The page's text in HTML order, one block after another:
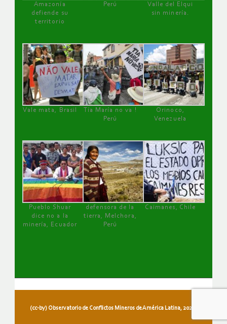
Amazonía
defiende su
territorio
Perú
Valle del Elqui
sin minería.
Vale mata, Brasil
Tía María no va !
Perú
Orinoco,
Venezuela
Pueblo Shuar
dice no a la
minería, Ecuador
defensora de la
tierra, Melchora,
Perú
Caimanes, Chile
(cc-by) Observatorio de Conflictos Mineros de América Latina, 2026